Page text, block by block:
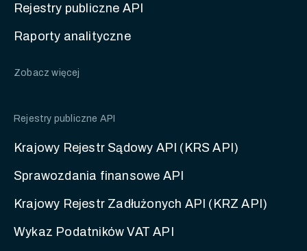
Rejestry publiczne API
Raporty analityczne
Zobacz więcej
Rejestry publiczne API
Krajowy Rejestr Sądowy API (KRS API)
Sprawozdania finansowe API
Krajowy Rejestr Zadłużonych API (KRZ API)
Wykaz Podatników VAT API